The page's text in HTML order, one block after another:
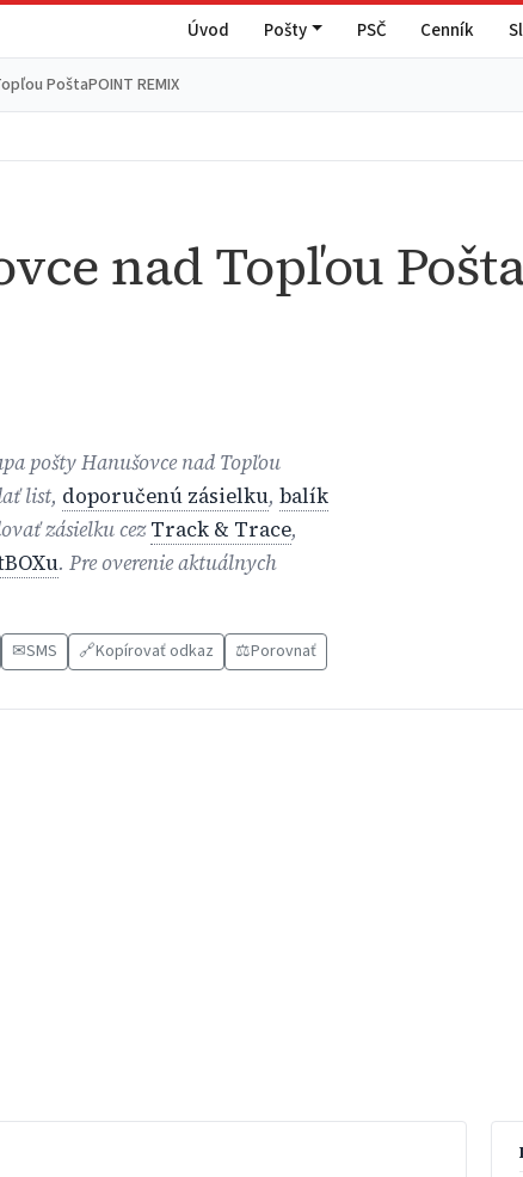
Úvod Pošty PSČ Cenník
PoštaPOINT REMIX
nad Topľou
pošty Hanušovce nad Topľou
list, doporučenú zásielku,balík
zásielku cezTrack & Trace,
. Pre overenie aktuálnych
✉SMS 🔗Kopírovať odkaz ⚖️Porovnať